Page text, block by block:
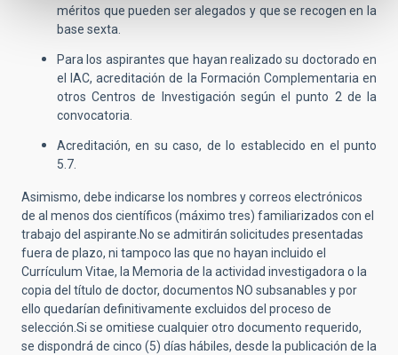
méritos que pueden ser alegados y que se recogen en la
base sexta.
Para los aspirantes que hayan realizado su doctorado en
el IAC, acreditación de la Formación Complementaria en
otros Centros de Investigación según el punto 2 de la
convocatoria.
Acreditación, en su caso, de lo establecido en el punto
5.7.
Asimismo, debe indicarse los nombres y correos electrónicos
de al menos dos científicos (máximo tres) familiarizados con el
trabajo del aspirante.No se admitirán solicitudes presentadas
fuera de plazo, ni tampoco las que no hayan incluido el
Currículum Vitae, la Memoria de la actividad investigadora o la
copia del título de doctor, documentos NO subsanables y por
ello quedarían definitivamente excluidos del proceso de
selección.Si se omitiese cualquier otro documento requerido,
se dispondrá de cinco (5) días hábiles, desde la publicación de la